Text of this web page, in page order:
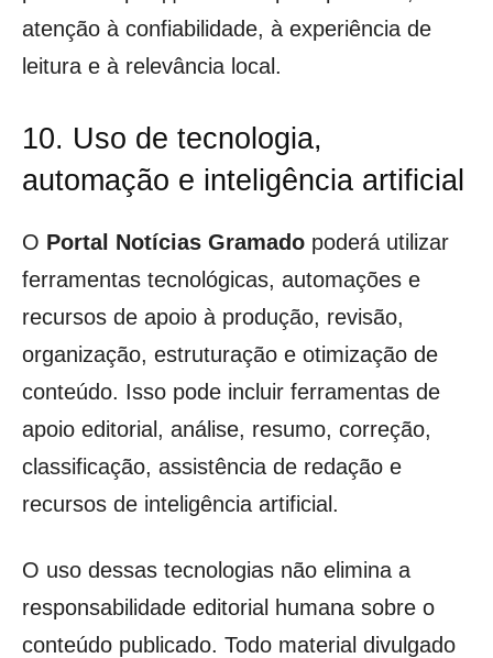
atenção à confiabilidade, à experiência de
leitura e à relevância local.
10. Uso de tecnologia,
automação e inteligência artificial
O Portal Notícias Gramado poderá utilizar
ferramentas tecnológicas, automações e
recursos de apoio à produção, revisão,
organização, estruturação e otimização de
conteúdo. Isso pode incluir ferramentas de
apoio editorial, análise, resumo, correção,
classificação, assistência de redação e
recursos de inteligência artificial.
O uso dessas tecnologias não elimina a
responsabilidade editorial humana sobre o
conteúdo publicado. Todo material divulgado